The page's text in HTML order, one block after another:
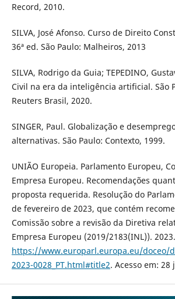
Record, 2010.
SILVA, José Afonso. Curso de Direito
36ª ed. São Paulo: Malheiros, 2013
SILVA, Rodrigo da Guia; TEPEDINO,
Civil na era da inteligência artificial. São
Reuters Brasil, 2020.
SINGER, Paul. Globalização e
alternativas. São Paulo: Contexto, 1999.
UNIÃO Europeia. Parlamento Europeu,
Empresa Europeu. Recomendações
proposta requerida. Resolução do
de fevereiro de 2023, que contém
Comissão sobre a revisão da Diretiva
Empresa Europeu (2019/2183(INL)).
https://www.europarl.europa.eu/doceo/
2023-0028_PT.html#title2. Acesso em: 28